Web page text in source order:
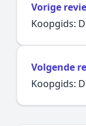
Vorige
Koopgids:
Volgende
Koopgids: